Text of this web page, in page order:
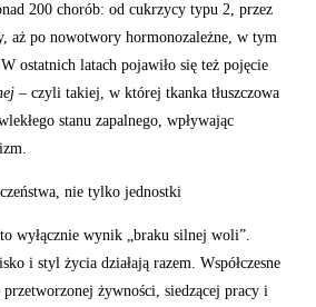
200 chorób: od cukrzycy typu 2, przez
aż po nowotwory hormonozależne, w tym
ostatnich latach pojawiło się też pojęcie
– czyli takiej, w której tkanka tłuszczowa
stanu zapalnego, wpływając
nie tylko jednostki
wyłącznie wynik „braku silnej woli”.
i styl życia działają razem. Współczesne
przetworzonej żywności, siedzącej pracy i